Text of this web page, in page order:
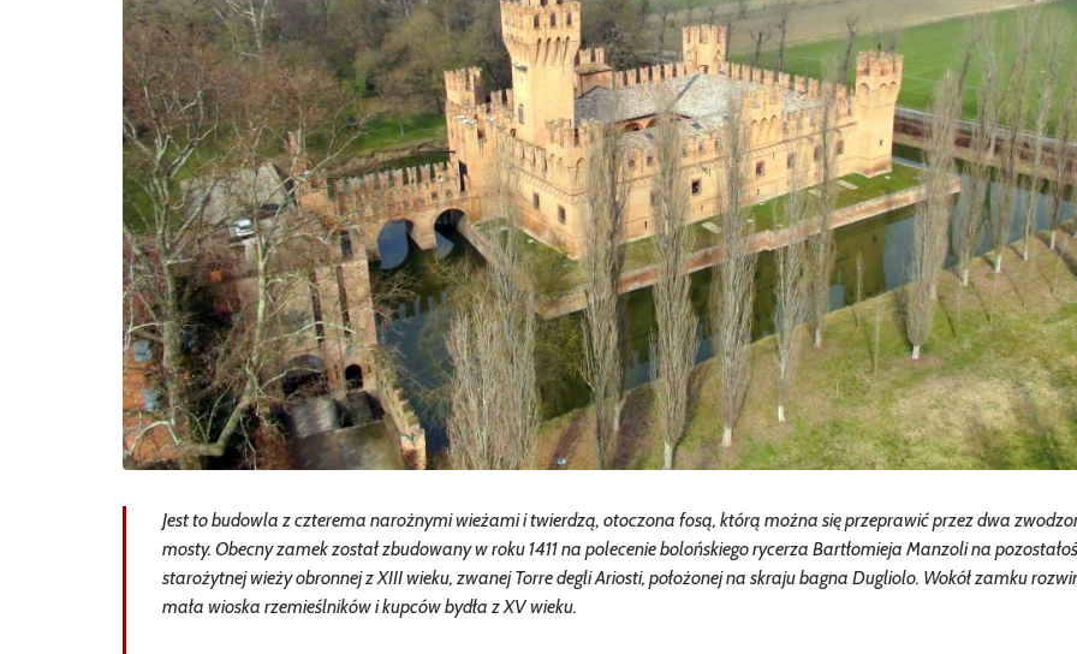
Jest to budowla z czterema narożnymi wieżami i twierdzą, otoczona fosą, którą można się przeprawić przez dwa
mosty. Obecny zamek został zbudowany w roku 1411 na polecenie bolońskiego rycerza Bartłomieja Manzoli na
starożytnej wieży obronnej z XIII wieku, zwanej Torre degli Ariosti, położonej na skraju bagna Dugliolo. Wokół zamku
mała wioska rzemieślników i kupców bydła z XV wieku.